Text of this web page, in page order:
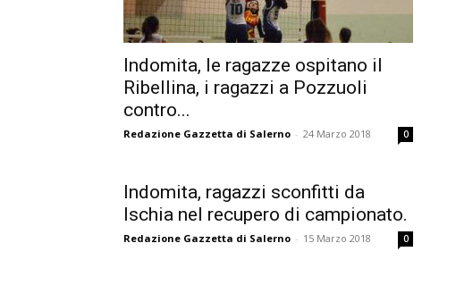
Indomita, le ragazze ospitano il
Ribellina, i ragazzi a Pozzuoli
contro...
Redazione Gazzetta di Salerno - 24 Marzo 2018 0
Indomita, ragazzi sconfitti da
Ischia nel recupero di campionato.
Redazione Gazzetta di Salerno - 15 Marzo 2018 0